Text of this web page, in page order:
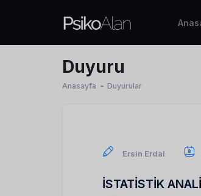
Duyuru
Anasayfa Duyurular
Ersin Erdal
İSTATİSTİK